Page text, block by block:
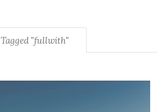
"fullwith"